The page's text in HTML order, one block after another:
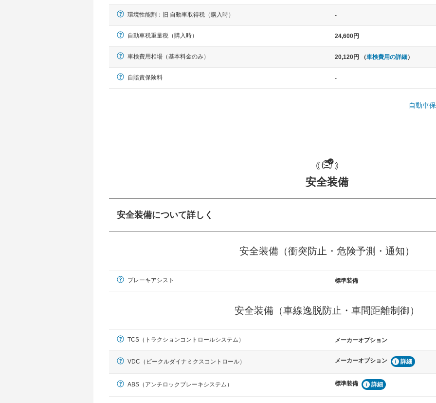
N-BOX、ワゴンR、タント、アルト など
ノア、セレナ、プリウス、カローラ、ステ
環境性能割：旧 自動車取得税（購入時） -
自動車税重量税（購入時） 24,600円
車検費用相場（基本料金のみ） 20,120円 （車検費用の詳細 ）
自賠責保険料 -
自動車
安全装備
安全装備について詳しく
前走車や歩行者との衝突を回避するプリクラッシュブレ
ーキアシスト、ABSなどが装備されています。
見えにくい場所に潜む
テムなどが装備されて
車線逸脱防止
駐車をスムーズに行うためにインテリジェンスパーキン
万が一車体が衝撃を受
ルトなどが装備されて
安全装備（衝突防止・危険予測・通知）
ブレーキアシスト 標準装備
安全装備（車線逸脱防止・車間距離制御）
TCS（トラクションコントロールシステム） メーカーオプション
VDC（ビークルダイナミクスコントロール） メーカーオプション 詳細
ABS（アンチロックブレーキシステム） 標準装備 詳細